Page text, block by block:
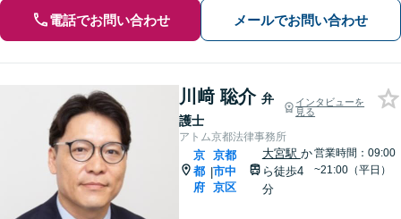
電話でお問い合わせ メールでお問い合わせ
川﨑 聡介 弁
護士
インタビューを
見る
アトム京都法律事務所
京
都
府
|
京都
市中
京区
大宮駅 か
ら徒歩4
分
営業時間：09:00
~21:00（平日）